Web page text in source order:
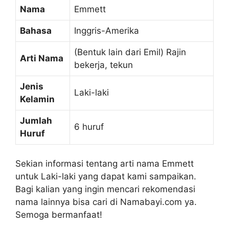
Nama Emmett
Bahasa Inggris-Amerika
Arti Nama
(Bentuk lain dari Emil) Rajin
bekerja, tekun
Jenis
Kelamin
Laki-laki
Jumlah
Huruf
6 huruf
Sekian informasi tentang arti nama Emmett
untuk Laki-laki yang dapat kami sampaikan.
Bagi kalian yang ingin mencari rekomendasi
nama lainnya bisa cari di Namabayi.com ya.
Semoga bermanfaat!